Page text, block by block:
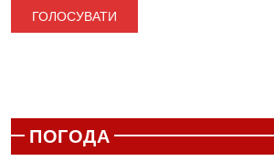
ПОГОДА